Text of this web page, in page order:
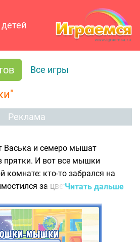
Все игры
Реклама
Васька и семеро мышат
прятки. И вот все мышки
комнате: кто-то забрался на
за цветочным
справиться в одиночку.
на картинку и помоги коту
спрятавшихся мышек в
Читать дальше